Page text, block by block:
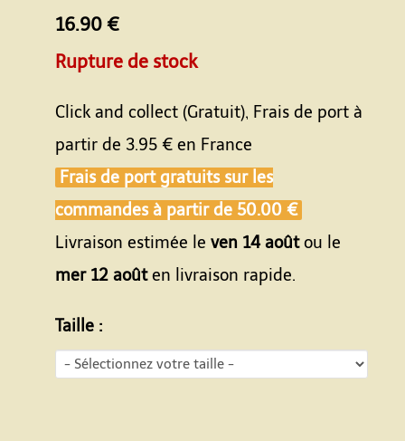
16.90 €
Rupture de stock
Click and collect (Gratuit), Frais de port à
partir de 3.95 € en France
Frais de port gratuits sur les
commandes à partir de 50.00 €
Livraison estimée le ven 14 aoûtou le
mer 12 aoûten livraison rapide.
Taille :